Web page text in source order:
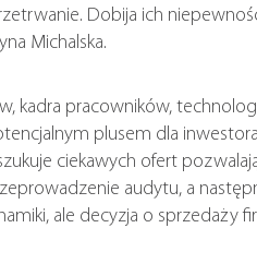
Dobija ich
Michalska.
pracowników,
plusem dla
ciekawych ofert
audytu, a
ale decyzja o sprzedaży